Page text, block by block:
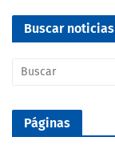
Buscar noticias
Páginas